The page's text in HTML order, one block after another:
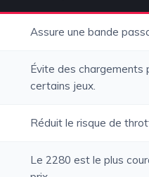
Assure une bande
Évite des chargements
certains jeux.
Réduit le risque de
Le 2280 est le plus